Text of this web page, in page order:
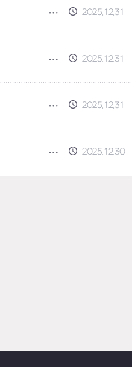
2025.12.31
2025.12.31
2025.12.31
2025.12.30